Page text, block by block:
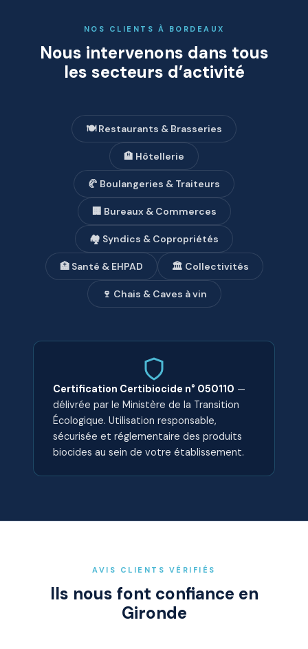
NOS CLIENTS À BORDEAUX
Nous intervenons dans tous
les secteurs d’activité
🍽️ Restaurants & Brasseries
🏨 Hôtellerie
🥐 Boulangeries & Traiteurs
🏢 Bureaux & Commerces
🏘️ Syndics & Copropriétés
🏥 Santé & EHPAD 🏛️ Collectivités
🍷 Chais & Caves à vin
Certification Certibiocide n° 050110 —
délivrée par le Ministère de la Transition
Écologique. Utilisation responsable,
sécurisée et réglementaire des produits
biocides au sein de votre établissement.
AVIS CLIENTS VÉRIFIÉS
Ils nous font confiance en
Gironde